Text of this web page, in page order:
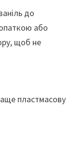
до
або
щоб не
пластмасову